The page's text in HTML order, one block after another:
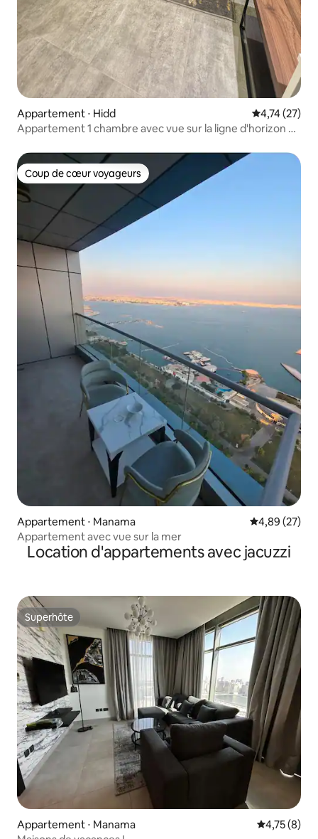
Appartement ⋅ Hidd Évaluation
4,74 (27)
Appartement 1 chambre avec vue sur la ligne d'horizon à
Coup de cœur voyageurs
Coup de cœur voyageurs
Appartement ⋅ Manama Évaluation
4,89 (27)
Appartement avec vue sur la mer
Location d'appartements avec jacuzzi
Superhôte
Superhôte
Appartement ⋅ Manama Évaluation
4,75 (8)